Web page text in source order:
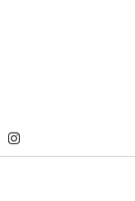
में शुरू हुई स्मार्ट क्लास,